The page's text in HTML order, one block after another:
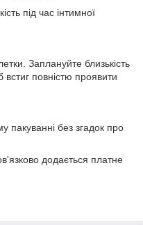
під час інтимної
Заплануйте близькість
повністю проявити
пакуванні без згадок про
додається платне